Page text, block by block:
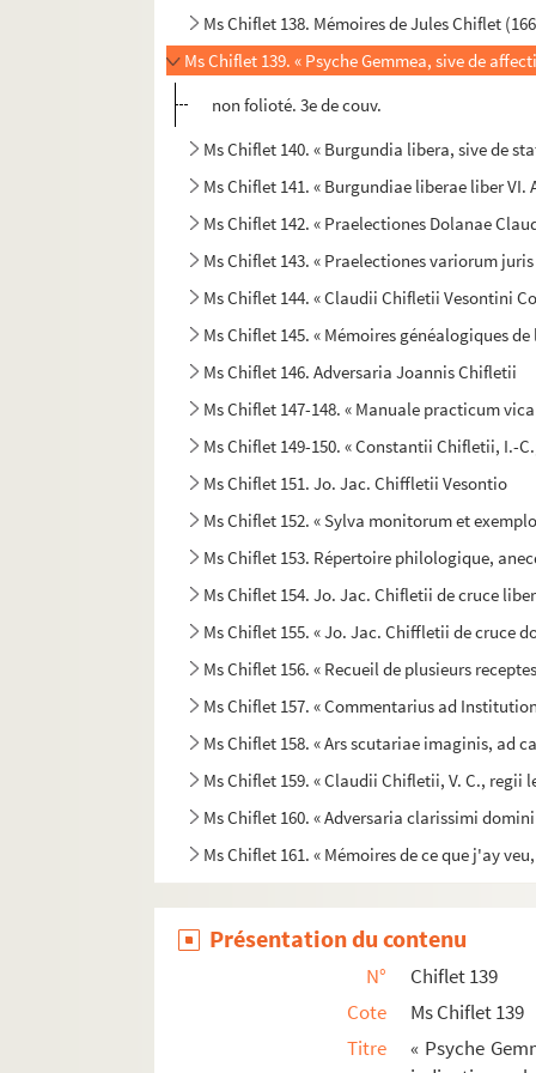
Ms Chiflet 138. Mémoires de Jules Chiflet
Ms Chiflet 139. « Psyche Gemmea, sive de
non folioté. 3e de couv.
Ms Chiflet 140. « Burgundia libera, sive de
Ms Chiflet 141. « Burgundiae liberae liber
Ms Chiflet 142. « Praelectiones Dolanae
Ms Chiflet 143. « Praelectiones variorum
Ms Chiflet 144. « Claudii Chifletii Vesontini
Ms Chiflet 145. « Mémoires généalogiques
Ms Chiflet 146. Adversaria Joannis Chifletii
Ms Chiflet 147-148. « Manuale practicum
Ms Chiflet 149-150. « Constantii Chifletii, I.-
Ms Chiflet 151. Jo. Jac. Chiffletii Vesontio
Ms Chiflet 152. « Sylva monitorum et
Ms Chiflet 153. Répertoire philologique,
Ms Chiflet 154. Jo. Jac. Chifletii de cruce
Ms Chiflet 155. « Jo. Jac. Chiffletii de cruce
Ms Chiflet 156. « Recueil de plusieurs
Ms Chiflet 157. « Commentarius ad
Ms Chiflet 158. « Ars scutariae imaginis, ad
Ms Chiflet 159. « Claudii Chifletii, V. C.,
Ms Chiflet 160. « Adversaria clarissimi
Ms Chiflet 161. « Mémoires de ce que j'ay
Ms Chiflet 163. « In D. Iustiniani
Ms Chiflet 164. « Remarques de droit et de
Ms Chiflet 165. Armorial universel, compilé
Ms Chiflet 166. « Directoire des officiers de
Présentation du contenu
N°
Chiflet 139
Cote
Ms Chiflet 139
Titre
« Psyche